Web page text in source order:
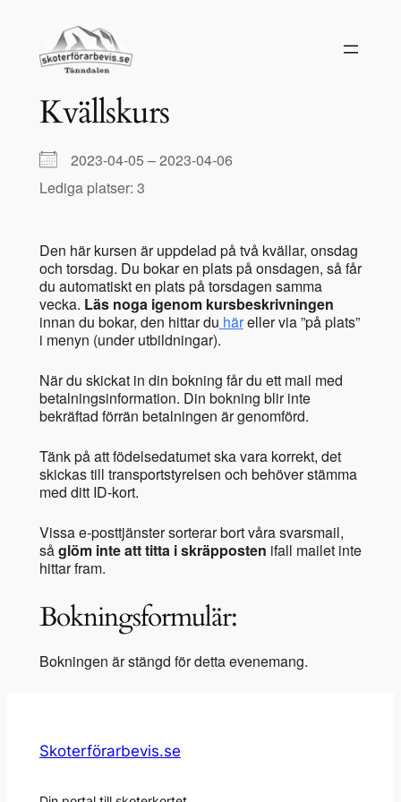
innehåll
Kvällskurs
2023-04-05 – 2023-04-06
Lediga platser: 3
Den här kursen är uppdelad på två kvällar, onsdag
och torsdag. Du bokar en plats på onsdagen, så får
du automatiskt en plats på torsdagen samma
vecka. Läs noga igenom kursbeskrivningen
innan du bokar, den hittar du häreller via ”på plats”
i menyn (under utbildningar).
När du skickat in din bokning får du ett mail med
betalningsinformation. Din bokning blir inte
bekräftad förrän betalningen är genomförd.
Tänk på att födelsedatumet ska vara korrekt, det
skickas till transportstyrelsen och behöver stämma
med ditt ID-kort.
Vissa e-posttjänster sorterar bort våra svarsmail,
såglöm inte att titta i skräpposten ifall mailet inte
hittar fram.
Bokningsformulär:
Bokningen är stängd för detta evenemang.
Skoterförarbevis.se